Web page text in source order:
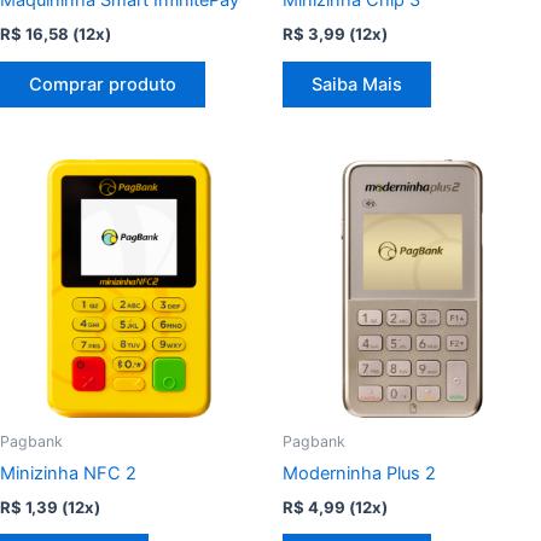
R$ 16,58 (12x)
Comprar produto
R$ 3,99 (12x)
Saiba Mais
Pagbank
Minizinha NFC 2
R$ 1,39 (12x)
Pagbank
Moderninha Plus 2
R$ 4,99 (12x)